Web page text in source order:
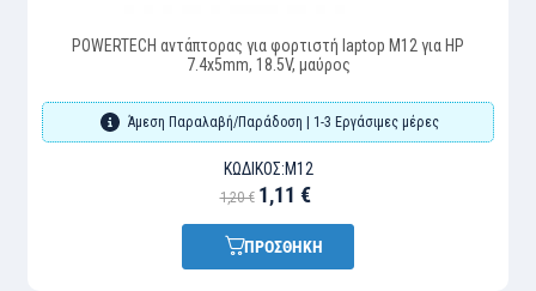
POWERTECH αντάπτορας για φορτιστή laptop M12 για HP
7.4x5mm, 18.5V, μαύρος
Άμεση Παραλαβή/Παράδοση | 1-3 Εργάσιμες μέρες
ΚΩΔΙΚΌΣ:M12
1,20 € 1,11 €
ΠΡΟΣΘΗΚΗ